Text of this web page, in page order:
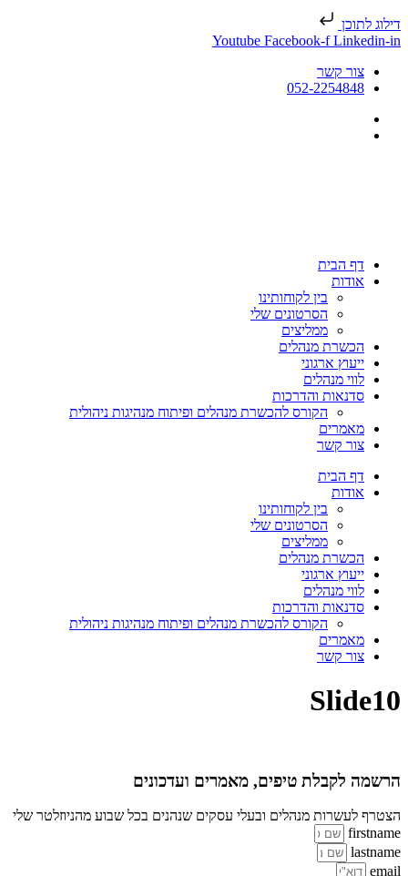
דילוג לתוכן
Youtube Facebook-f Linkedin-in
צור קשר
052-2254848
דף הבית
אודות
בין לקוחותינו
הסרטונים שלי
ממליצים
הכשרת מנהלים
ייעוץ ארגוני
לווי מנהלים
סדנאות והדרכות
הקורס להכשרת מנהלים ופיתוח מנהיגות ניהולית
מאמרים
צור קשר
דף הבית
אודות
בין לקוחותינו
הסרטונים שלי
ממליצים
הכשרת מנהלים
ייעוץ ארגוני
לווי מנהלים
סדנאות והדרכות
הקורס להכשרת מנהלים ופיתוח מנהיגות ניהולית
מאמרים
צור קשר
Slide10
הרשמה לקבלת טיפים, מאמרים ועדכונים
הצטרף לעשרות מנהלים ובעלי עסקים שנהנים בכל שבוע מהניוזלטר שלי
firstname
lastname
email